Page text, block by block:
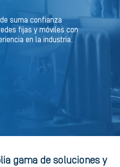
suma confianza
fijas y móviles con
en la industria.
gama de soluciones y